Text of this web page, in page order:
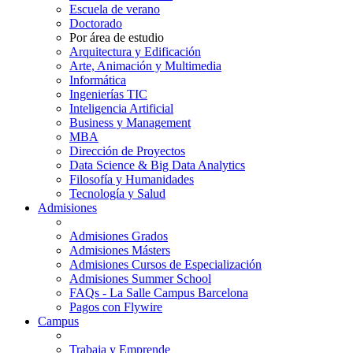
Escuela de verano
Doctorado
Por área de estudio
Arquitectura y Edificación
Arte, Animación y Multimedia
Informática
Ingenierías TIC
Inteligencia Artificial
Business y Management
MBA
Dirección de Proyectos
Data Science & Big Data Analytics
Filosofía y Humanidades
Tecnología y Salud
Admisiones
Admisiones Grados
Admisiones Másters
Admisiones Cursos de Especialización
Admisiones Summer School
FAQs - La Salle Campus Barcelona
Pagos con Flywire
Campus
Trabaja y Emprende